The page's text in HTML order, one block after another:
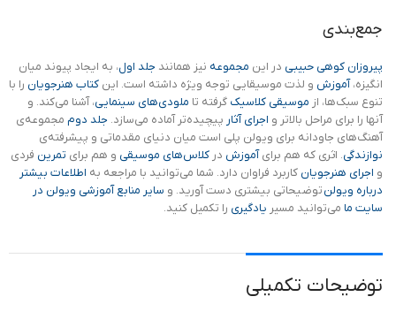
جمع‌بندی
پیروزان کوهی حبیبی در این مجموعه نیز همانند جلد اول، به ایجاد پیوند میان
انگیزه،آموزش و لذت موسیقایی توجه ویژه داشته است. این کتاب هنرجویان را با
تنوع سبک‌ها، از موسیقی کلاسیک گرفته تا ملودی‌های سینمایی، آشنا می‌کند. و
آنها را برای مراحل بالاتر و اجرای آثار پیچیده‌تر آماده می‌سازد. جلد دوم مجموعه‌ی
آهنگ‌های جاودانه برای ویولن پلی است میان دنیای مقدماتی و پیشرفته‌ی
نوازندگی. اثری که هم برایآموزش در کلاس‌های موسیقی و هم برای تمرین فردی
و اجرای هنرجویان کاربرد فراوان دارد. شما می‌توانید با مراجعه به اطلاعات بیشتر
درباره ویولنتوضیحاتی بیشتری دست آورید. و سایر منابع آموزشی ویولن در
سایت ما می‌توانید مسیر یادگیری را تکمیل کنید.
توضیحات تکمیلی